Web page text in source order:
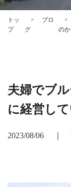
トッ
プ
ブロ
グ
のか
夫婦でブ
に経営し
2023/08/06